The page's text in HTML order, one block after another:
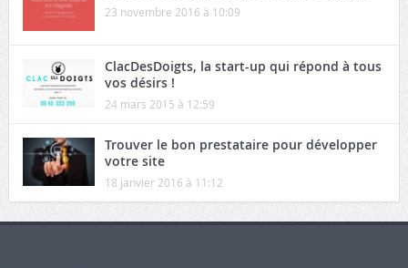
23 novembre 2016 à 10:09
ClacDesDoigts, la start-up qui répond à tous
vos désirs !
24 mars 2015 à 12:59
Trouver le bon prestataire pour développer
votre site
18 janvier 2016 à 11:12